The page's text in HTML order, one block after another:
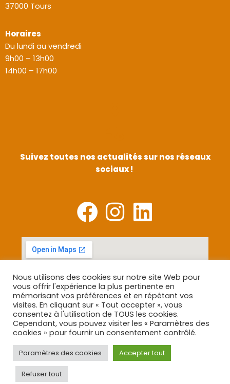
37000 Tours
Horaires
Du lundi au vendredi
9h00 – 13h00
14h00 – 17h00
Suivez toutes nos actualités sur nos réseaux
sociaux !
Nous utilisons des cookies sur notre site Web pour
vous offrir l'expérience la plus pertinente en
mémorisant vos préférences et en répétant vos
visites. En cliquant sur « Tout accepter », vous
consentez à l'utilisation de TOUS les cookies.
Cependant, vous pouvez visiter les « Paramètres des
cookies » pour fournir un consentement contrôlé.
Paramètres des cookies Accepter tout
Refuser tout